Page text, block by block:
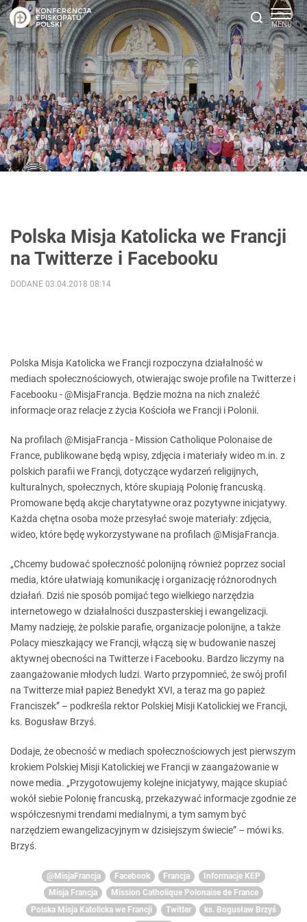
Polska Misja Katolicka we Francji
na Twitterze i Facebooku
DODANE 03.04.2018 08:14
Polska Misja Katolicka we Francji rozpoczyna działalność w
mediach społecznościowych, otwierając swoje profile na Twitterze i
Facebooku - @MisjaFrancja. Będzie można na nich znaleźć
informacje oraz relacje z życia Kościoła we Francji i Polonii.
Na profilach @MisjaFrancja - Mission Catholique Polonaise de
France, publikowane będą wpisy, zdjęcia i materiały wideo m.in. z
polskich parafii we Francji, dotyczące wydarzeń religijnych,
kulturalnych, społecznych, które skupiają Polonię francuską.
Promowane będą akcje charytatywne oraz pozytywne inicjatywy.
Każda chętna osoba może przesyłać swoje materiały: zdjęcia,
wideo, które będę wykorzystywane na profilach @MisjaFrancja.
„Chcemy budować społeczność polonijną również poprzez social
media, które ułatwiają komunikację i organizację różnorodnych
działań. Dziś nie sposób pomijać tego wielkiego narzędzia
internetowego w działalności duszpasterskiej i ewangelizacji.
Mamy nadzieję, że polskie parafie, organizacje polonijne, a także
Polacy mieszkający we Francji, włączą się w budowanie naszej
aktywnej obecności na Twitterze i Facebooku. Bardzo liczymy na
zaangażowanie młodych ludzi. Warto przypomnieć, że swój profil
na Twitterze miał papież Benedykt XVI, a teraz ma go papież
Franciszek” – podkreśla rektor Polskiej Misji Katolickiej we Francji,
ks. Bogusław Brzyś.
Dodaje, że obecność w mediach społecznościowych jest pierwszym
krokiem Polskiej Misji Katolickiej we Francji w zaangażowanie w
nowe media. „Przygotowujemy kolejne inicjatywy, mające skupiać
wokół siebie Polonię francuską, przekazywać informacje zgodnie ze
współczesnymi trendami medialnymi, a tym samym być
narzędziem ewangelizacyjnym w dzisiejszym świecie” – mówi ks.
Brzyś.
@MisjaFrancja Facebook Francja
Informacje KEP
Misja Francja
Mission Catholique Polonaise de France
Polska Misja Katolicka we Francji
Twitter
ks. Bogusław Brzyś